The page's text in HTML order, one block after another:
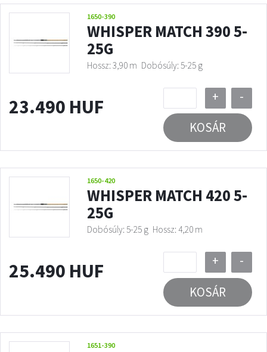
1650-390
WHISPER MATCH 390 5-
25G
Hossz: 3,90 m Dobósúly: 5-25 g
23.490 HUF +
-
KOSÁR
1650-420
WHISPER MATCH 420 5-
25G
Dobósúly: 5-25 g Hossz: 4,20 m
25.490 HUF +
-
KOSÁR
1651-390